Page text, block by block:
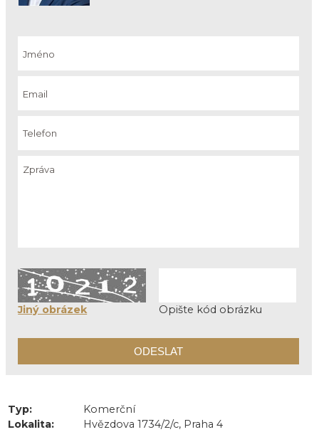
Jiný obrázek Opište kód obrázku
Typ:
Komerční
Lokalita:
Hvězdova 1734/2/c, Praha 4